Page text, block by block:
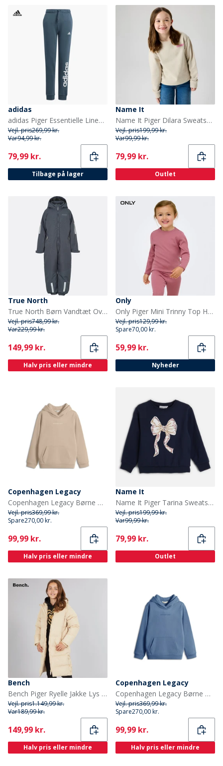
adidas
adidas Piger Essentielle Lineære Logo Bomuldsbukser Arctic Night/Hvid
Vejl. pris269,99 kr.
Var94,99 kr.
Current
79,99 kr.
Tilbage på lager
Name It
Name It Piger Dilara Sweatshirt Chateau Gray
Vejl. pris199,99 kr.
Var99,99 kr.
Current
79,99 kr.
Outlet
True North
True North Børn Vandtæt Overalls Oxford Snedragt Nattehimmel
Vejl. pris748,99 kr.
Var229,99 kr.
Current
149,99 kr.
Halv pris eller mindre
Only
Only Piger Mini Trinny Top Heather Rose
Vejl. pris129,99 kr.
Spare70,00 kr.
Current
59,99 kr.
Nyheder
Copenhagen Legacy
Copenhagen Legacy Børne Hoodie ørken
Vejl. pris369,99 kr.
Spare270,00 kr.
Current
99,99 kr.
Halv pris eller mindre
Name It
Name It Piger Tarina Sweatshirt Navy Blazer
Vejl. pris199,99 kr.
Var99,99 kr.
Current
79,99 kr.
Outlet
Bench
Bench Piger Ryelle Jakke Lys Beige
Vejl. pris1.149,99 kr.
Var189,99 kr.
Current
149,99 kr.
Halv pris eller mindre
Copenhagen Legacy
Copenhagen Legacy Børne Hoodie Denim Melange
Vejl. pris369,99 kr.
Spare270,00 kr.
Current
99,99 kr.
Halv pris eller mindre